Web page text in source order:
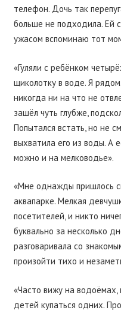
телефон. Дочь так
больше не подходила. Ей
ужасом вспоминаю тот
«Гуляли с ребёнком
щиколотку в воде. Я
никогда ни на что не
зашёл чуть глубже,
Попытался встать, но не
выхватила его из воды. А
можно и на мелководье».
«Мне однажды пришлось
аквапарке. Мелкая
посетителей, и никто
буквально за несколько
разговаривала со
произойти тихо и
«Часто вижу на
детей купаться одних.